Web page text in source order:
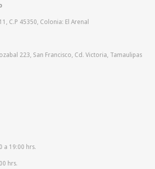
C.P 45350, Colonia: El Arenal
223, San Francisco, Cd. Victoria, Tamaulipas
a 19:00 hrs.
hrs.